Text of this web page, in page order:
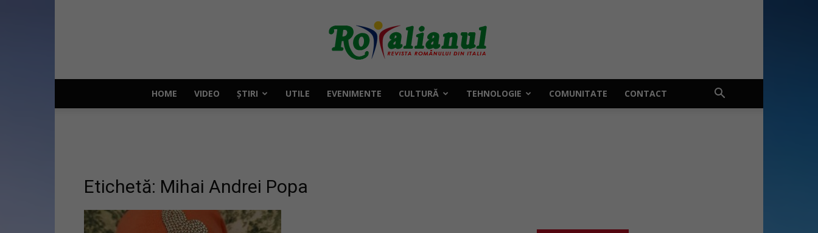
Rotalianul
HOME VIDEO ȘTIRI UTILE EVENIMENTE CULTURĂ TEHNOLOGIE COMUNITATE CONTACT
Etichetă: Mihai Andrei Popa